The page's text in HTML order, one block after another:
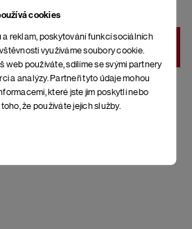
cookies
reklam, poskytování funkcí sociálních
využíváme soubory cookie.
web používáte, sdílíme se svými partnery
a analýzy. Partneři tyto údaje mohou
které jste jim poskytli nebo
že používáte jejich služby.
% vlna merino, 6 % elastan
DO KOŠÍKU